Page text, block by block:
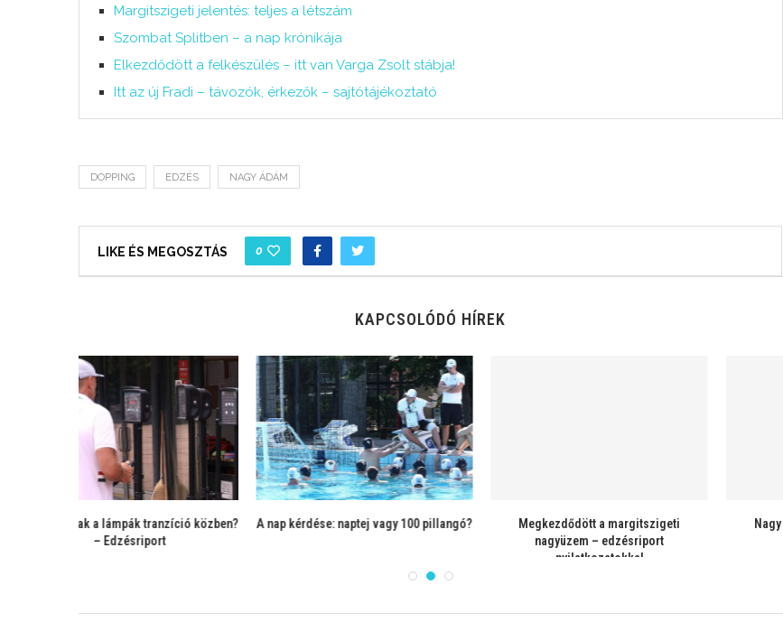
Margitszigeti jelentés: teljes a létszám
Szombat Splitben – a nap krónikája
Elkezdődött a felkészülés – itt van Varga Zsolt stábja!
Itt az új Fradi – távozók, érkezők – sajtótájékoztató
DOPPING EDZÉS NAGY ÁDÁM
LIKE ÉS MEGOSZTÁS 0
KAPCSOLÓDÓ HÍREK
Megkezdődött a margitszigeti
nagyüzem – edzésriport
Nagy Ádám francia bajnok lett
A CN Marseille nyerte az Eurokupát –
Nagy...